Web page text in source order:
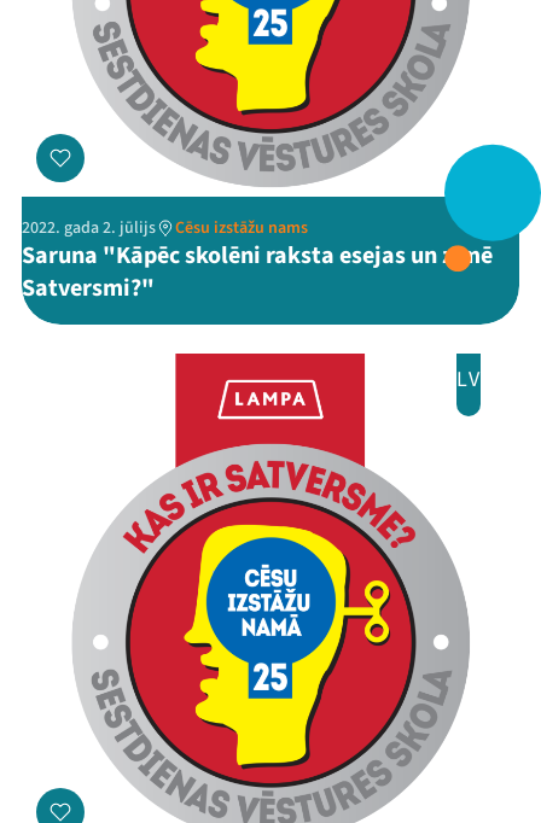
Mana programma
Festivāls
Programma
Arhīvs
Viņi bija LAMPĀ 2026
Jaunumi
Ziedo
Veikals
Kontakti
2022. gada 2. jūlijs Cēsu izstāžu nams
Saruna "Kāpēc skolēni raksta esejas un zīmē
Satversmi?"
LV